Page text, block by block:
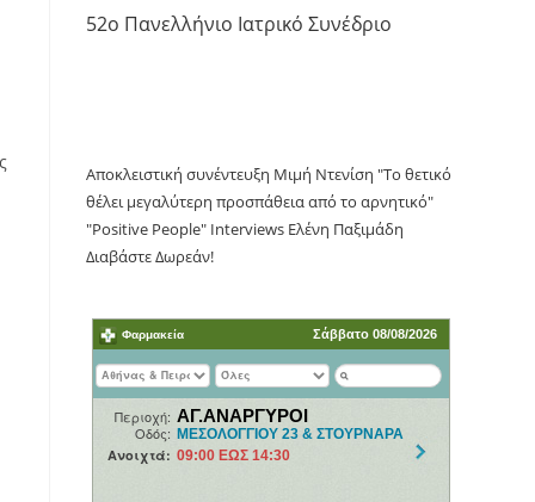
52o Πανελλήνιο Ιατρικό Συνέδριο
Αποκλειστική συνέντευξη Μιμή Ντενίση "Το θετικό
θέλει μεγαλύτερη προσπάθεια από το αρνητικό"
"Positive People" Interviews Ελένη Παξιμάδη
Διαβάστε Δωρεάν!